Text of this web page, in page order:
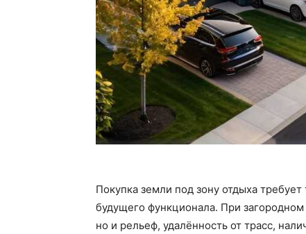
Покупка земли под зону отдыха
будущего функционала. При
но и рельеф, удалённость от трасс,